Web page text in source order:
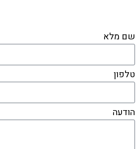
שם מלא
טלפון
הודעה